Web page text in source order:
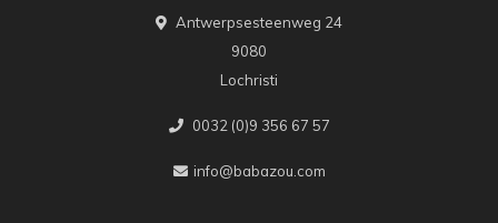
Antwerpsesteenweg 24
9080
Lochristi
0032 (0)9 356 67 57
info@babazou.com